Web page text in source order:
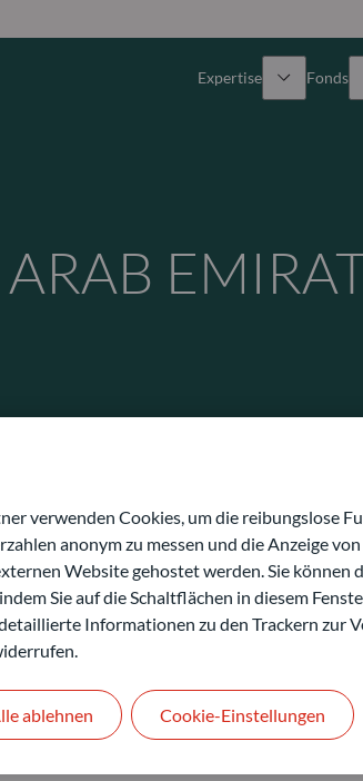
Expertise
Renten
Private Assets
Fonds
Partner-Publikumsfonds
Wie kann ich Fonds
verwenden Cookies, um die reibungslose
anonym zu messen und die Anzeige
Website gehostet werden. Sie können
Sie auf die Schaltflächen in diesem
Informationen zu den Trackern zur
ablehnen Cookie-Einstellungen